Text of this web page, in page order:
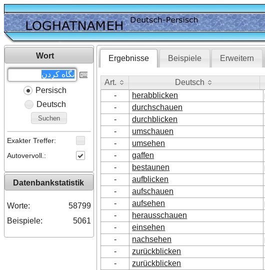
Wort
Persisch
Deutsch
Suchen
Exakter Treffer:
Autovervoll.:
Datenbankstatistik
Worte:
58799
Beispiele:
5061
Ergebnisse Beispiele Erweitern
Art. Deutsch
Art.
- herabblicken
-
durchschauen
-
durchblicken
-
umschauen
-
umsehen
-
gaffen
-
bestaunen
-
aufblicken
-
aufschauen
-
aufsehen
-
herausschauen
-
einsehen
-
nachsehen
-
zurückblicken
-
zurückblicken